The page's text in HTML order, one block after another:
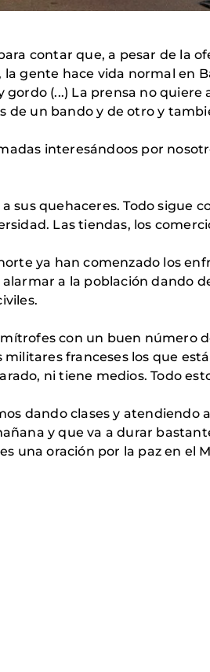
contar que, a pesar de la
gente hace vida normal en
(...) La prensa no
de un bando y de otro y
interesándoos por
sus quehaceres. Todo sigue
Las tiendas, los
ya han comenzado los
a la población dando
con un buen número
franceses los que
ni tiene medios. Todo
dando clases y
y que va a durar
una oración por la paz en el